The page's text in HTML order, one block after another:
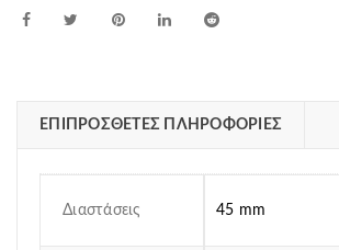
ΕΠΙΠΡΌΣΘΕΤΕΣ ΠΛΗΡΟΦΟΡΊΕΣ
Διαστάσεις 45 mm